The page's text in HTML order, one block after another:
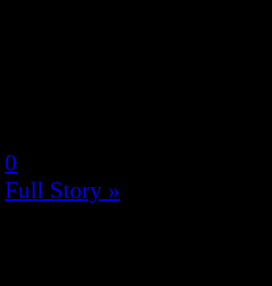
0
Full Story »